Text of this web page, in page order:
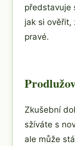
představuje
jak si ověřit,
pravé.
Zkušební
sžíváte s
ale může